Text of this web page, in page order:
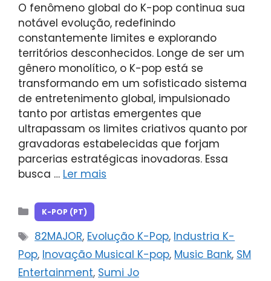
O fenômeno global do K-pop continua sua
notável evolução, redefinindo
constantemente limites e explorando
territórios desconhecidos. Longe de ser um
gênero monolítico, o K-pop está se
transformando em um sofisticado sistema
de entretenimento global, impulsionado
tanto por artistas emergentes que
ultrapassam os limites criativos quanto por
gravadoras estabelecidas que forjam
parcerias estratégicas inovadoras. Essa
busca … Ler mais
Categorias
K-POP (PT)
Tags
82MAJOR, Evolução K-Pop, Industria K-
Pop, Inovação Musical K-pop, Music Bank, SM
Entertainment, Sumi Jo